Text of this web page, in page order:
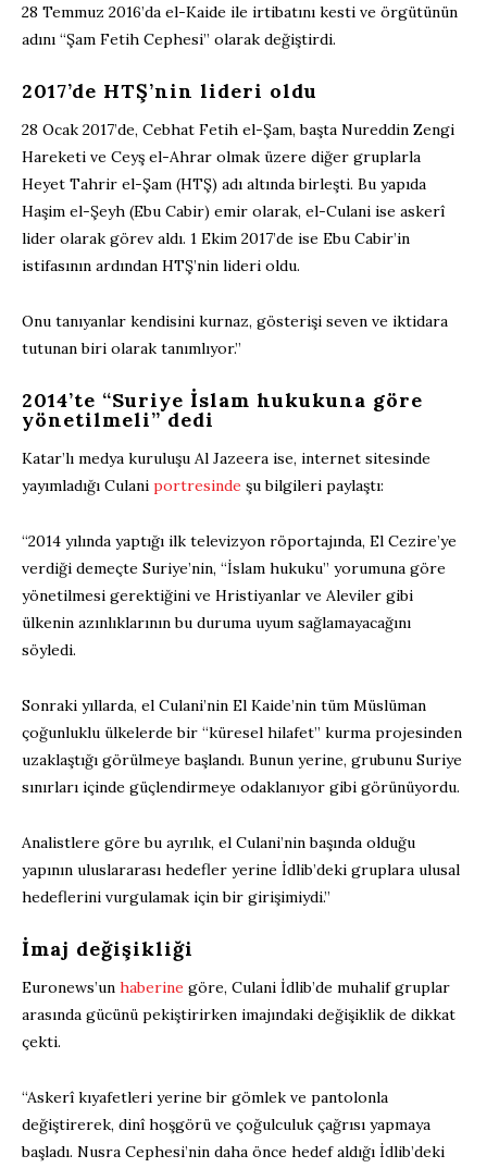
28 Temmuz 2016’da el-Kaide ile irtibatını kesti ve örgütünün
adını “Şam Fetih Cephesi” olarak değiştirdi.
2017’de HTŞ’nin lideri oldu
28 Ocak 2017’de, Cebhat Fetih el-Şam, başta Nureddin Zengi
Hareketi ve Ceyş el-Ahrar olmak üzere diğer gruplarla
Heyet Tahrir el-Şam (HTŞ) adı altında birleşti. Bu yapıda
Haşim el-Şeyh (Ebu Cabir) emir olarak, el-Culani ise askerî
lider olarak görev aldı. 1 Ekim 2017’de ise Ebu Cabir’in
istifasının ardından HTŞ’nin lideri oldu.
Onu tanıyanlar kendisini kurnaz, gösterişi seven ve iktidara
tutunan biri olarak tanımlıyor.”
2014’te “Suriye İslam hukukuna göre
yönetilmeli” dedi
Katar’lı medya kuruluşu Al Jazeera ise, internet sitesinde
yayımladığı Culani portresinde şu bilgileri paylaştı:
“2014 yılında yaptığı ilk televizyon röportajında, El Cezire’ye
verdiği demeçte Suriye’nin, “İslam hukuku” yorumuna göre
yönetilmesi gerektiğini ve Hristiyanlar ve Aleviler gibi
ülkenin azınlıklarının bu duruma uyum sağlamayacağını
söyledi.
Sonraki yıllarda, el Culani’nin El Kaide’nin tüm Müslüman
çoğunluklu ülkelerde bir “küresel hilafet” kurma projesinden
uzaklaştığı görülmeye başlandı. Bunun yerine, grubunu Suriye
sınırları içinde güçlendirmeye odaklanıyor gibi görünüyordu.
Analistlere göre bu ayrılık, el Culani’nin başında olduğu
yapının uluslararası hedefler yerine İdlib’deki gruplara ulusal
hedeflerini vurgulamak için bir girişimiydi.”
İmaj değişikliği
Euronews’un haberine göre, Culani İdlib’de muhalif gruplar
arasında gücünü pekiştirirken imajındaki değişiklik de dikkat
çekti.
“Askerî kıyafetleri yerine bir gömlek ve pantolonla
değiştirerek, dinî hoşgörü ve çoğulculuk çağrısı yapmaya
başladı. Nusra Cephesi’nin daha önce hedef aldığı İdlib’deki